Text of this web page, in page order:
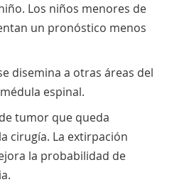
Los niños menores de
un pronóstico menos
disemina a otras áreas del
espinal.
tumor que queda
cirugía. La extirpación
la probabilidad de